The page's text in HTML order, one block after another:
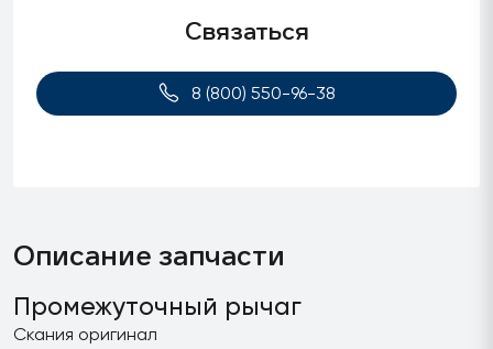
Связаться
8 (800) 550-96-38
Описание запчасти
Промежуточный рычаг
Скания оригинал